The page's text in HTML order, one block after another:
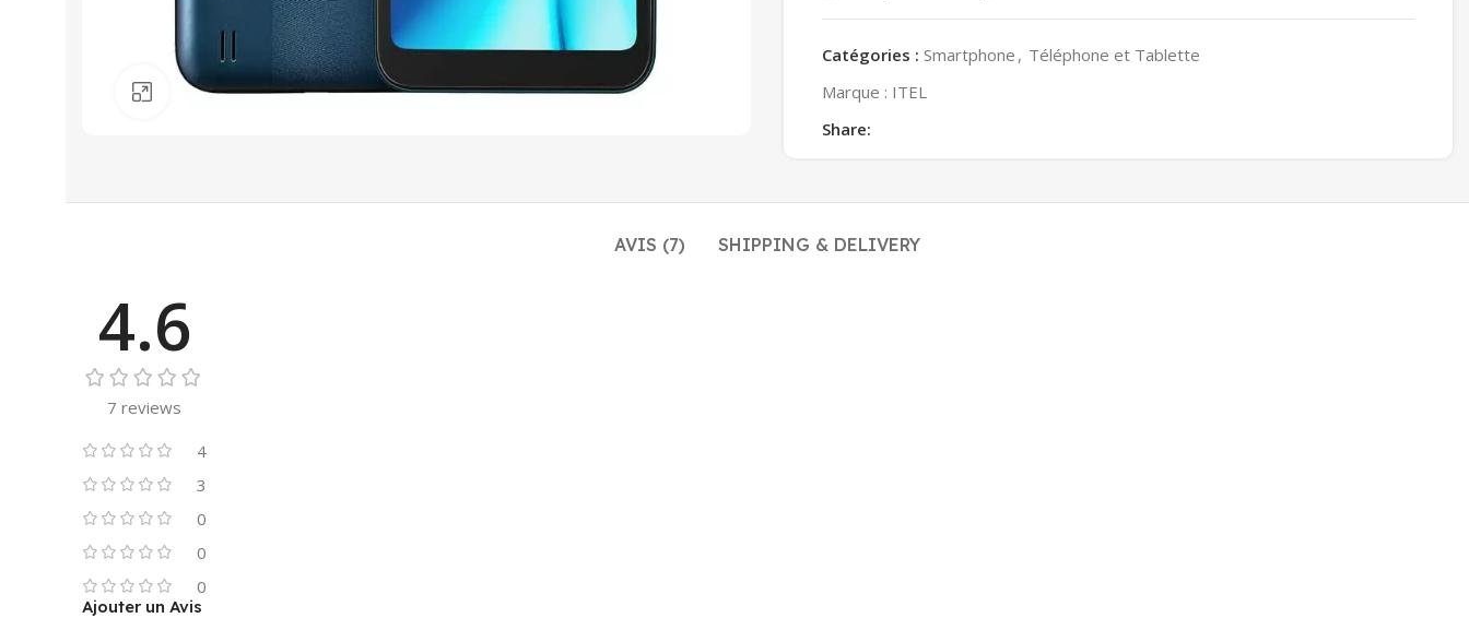
Click to enlarge
Catégories : Smartphone , Téléphone et Tablette
Marque : ITEL
Share:
AVIS (7) SHIPPING & DELIVERY
4.6
7 reviews
4
3
0
0
0
Ajouter un Avis